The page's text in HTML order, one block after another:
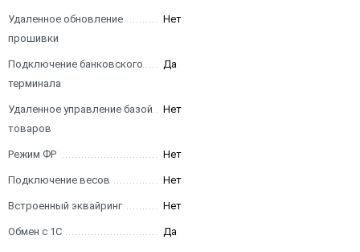
Удаленное обновление
прошивки
Нет
Подключение банковского
терминала
Да
Удаленное управление базой
товаров
Нет
Режим ФР Нет
Подключение весов Нет
Встроенный эквайринг Нет
Обмен с 1С Да